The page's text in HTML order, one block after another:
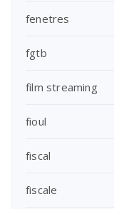
fenetres
fgtb
film streaming
fioul
fiscal
fiscale